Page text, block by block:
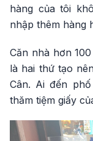
hàng của tôi
nhập thêm hàng
Căn nhà hơn
là hai thứ tạo
Cân. Ai đến
thăm tiệm giấy